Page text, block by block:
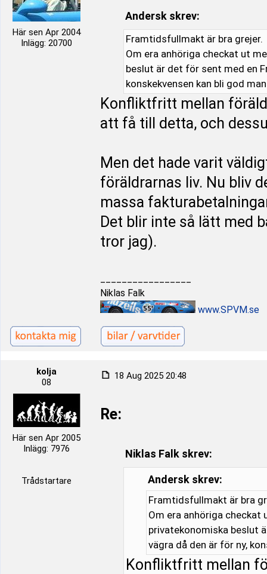
Här sen Apr 2004
Inlägg: 20700
Andersk skrev:
Framtidsfullmakt är bra grejer.
Om era anhöriga checkat ut
beslut är det för sent med en
konskekvensen kan bli god
Konfliktfritt mellan
att få till detta, och
Men det hade varit
föräldrarnas liv. Nu bliv
massa
Det blir inte så lätt med
tror jag).
Niklas Falk
www.SPVM.se
kolja
08
Här sen Apr 2005
Inlägg: 7976
Trådstartare
18 Aug 2025 20:48
Re:
Niklas Falk skrev:
Andersk skrev:
Framtidsfullmakt är bra
Om era anhöriga
privatekonomiska beslut
vägra då den är för ny,
Konfliktfritt mellan